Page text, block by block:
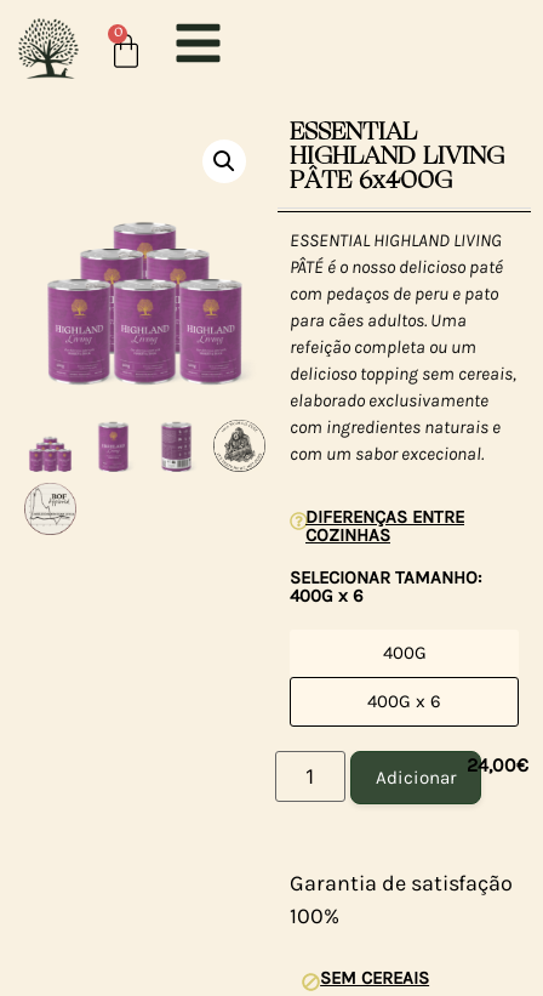
0
ESSENTIAL
HIGHLAND LIVING
PÂTE 6x400G
ESSENTIAL HIGHLAND LIVING
PÂTÉ é o nosso delicioso paté
com pedaços de peru e pato
para cães adultos. Uma
refeição completa ou um
delicioso topping sem cereais,
elaborado exclusivamente
com ingredientes naturais e
com um sabor excecional.
DIFERENÇAS ENTRE
COZINHAS
SELECIONAR TAMANHO:
400G x 6
400G
400G x 6
Adicionar
24,00€
Garantia de satisfação
100%
SEM CEREAIS